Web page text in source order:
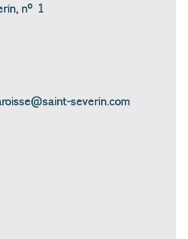
nº 1
severin.com